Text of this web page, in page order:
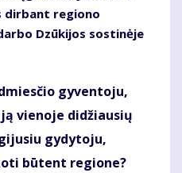
dirbant regiono
Dzūkijos sostinėje
gyventoju,
vienoje didžiausių
gydytoju,
būtent regione?